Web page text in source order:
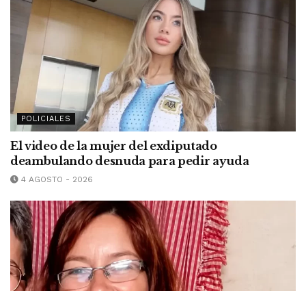
POLICIALES
El video de la mujer del exdiputado
deambulando desnuda para pedir ayuda
4 AGOSTO - 2026